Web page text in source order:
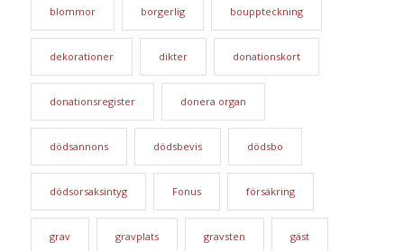
blommor borgerlig bouppteckning
dekorationer dikter donationskort
donationsregister donera organ
dödsannons dödsbevis dödsbo
dödsorsaksintyg Fonus försäkring
grav gravplats gravsten gäst